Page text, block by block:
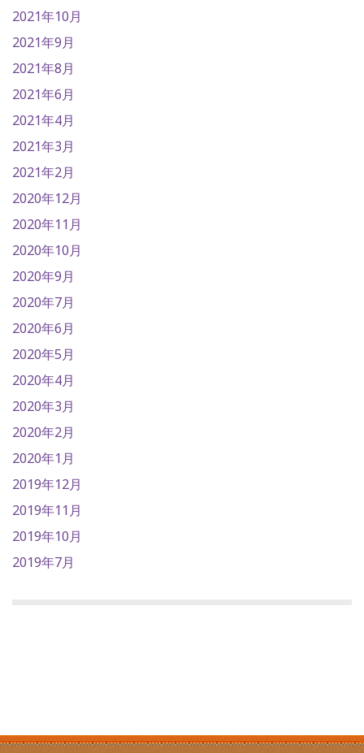
2021年10月
2021年9月
2021年8月
2021年6月
2021年4月
2021年3月
2021年2月
2020年12月
2020年11月
2020年10月
2020年9月
2020年7月
2020年6月
2020年5月
2020年4月
2020年3月
2020年2月
2020年1月
2019年12月
2019年11月
2019年10月
2019年7月